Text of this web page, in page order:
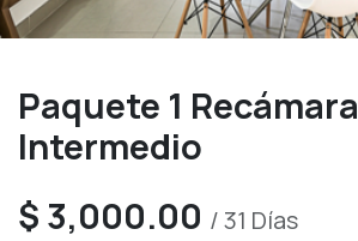
Paquete 1 Recámara
Intermedio
$ 3,000.00 /31 Días